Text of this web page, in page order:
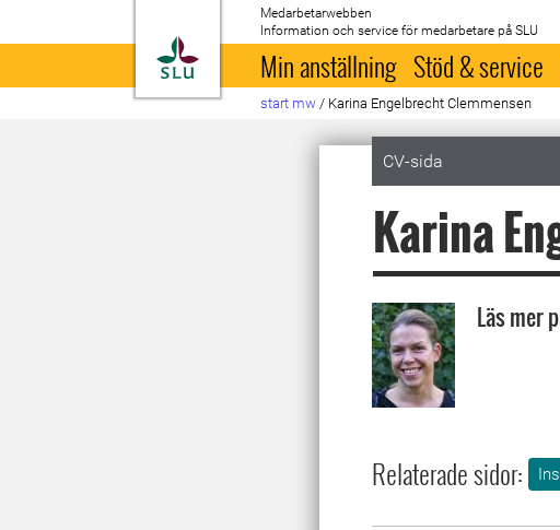
Till startsida
Medarbetarwebben
Information och service för medarbetare på SLU
Min anställning Stöd & service
start mw / Karina Engelbrecht Clemmensen
CV-sida
Karina
Läs mer
Relaterade sidor: